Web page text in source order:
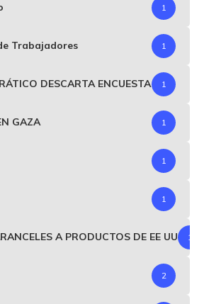
1
Trabajadores 1
DESCARTA ENCUESTA 1
GAZA 1
1
1
A PRODUCTOS DE EE UU 1
2